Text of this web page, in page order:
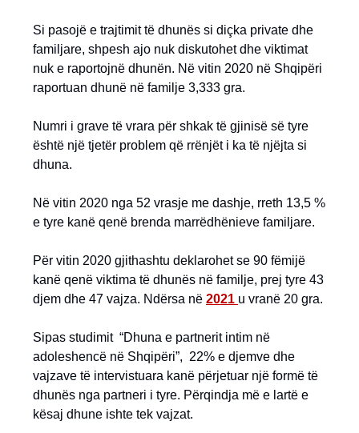
Si pasojë e trajtimit të dhunës si diçka private dhe
familjare, shpesh ajo nuk diskutohet dhe viktimat
nuk e raportojnë dhunën. Në vitin 2020 në Shqipëri
raportuan dhunë në familje 3,333 gra.
Numri i grave të vrara për shkak të gjinisë së tyre
është një tjetër problem që rrënjët i ka të njëjta si
dhuna.
Në vitin 2020 nga 52 vrasje me dashje, rreth 13,5 %
e tyre kanë qenë brenda marrëdhënieve familjare.
Për vitin 2020 gjithashtu deklarohet se 90 fëmijë
kanë qenë viktima të dhunës në familje, prej tyre 43
djem dhe 47 vajza. Ndërsa në 2021 u vranë 20 gra.
Sipas studimit “Dhuna e partnerit intim në
adoleshencë në Shqipëri”, 22% e djemve dhe
vajzave të intervistuara kanë përjetuar një formë të
dhunës nga partneri i tyre. Përqindja më e lartë e
kësaj dhune ishte tek vajzat.